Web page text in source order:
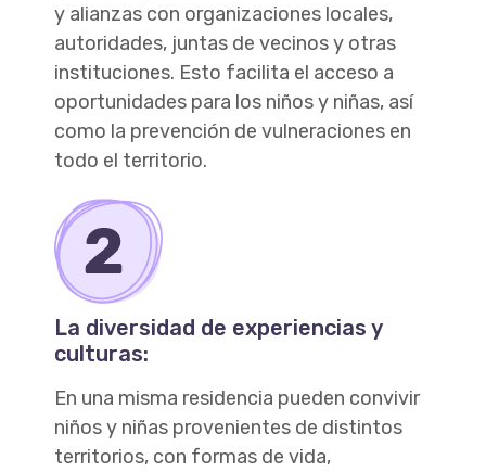
y alianzas con organizaciones locales,
autoridades, juntas de vecinos y otras
instituciones. Esto facilita el acceso a
oportunidades para los niños y niñas, así
como la prevención de vulneraciones en
todo el territorio.
La diversidad de experiencias y
culturas:
En una misma residencia pueden convivir
niños y niñas provenientes de distintos
territorios, con formas de vida,